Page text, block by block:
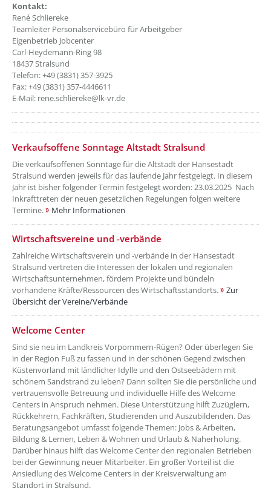
Kontakt:
René Schliereke
Teamleiter Personalservicebüro für Arbeitgeber
Eigenbetrieb Jobcenter
Carl-Heydemann-Ring 98
18437 Stralsund
Telefon: +49 (3831) 357-3925
Fax: +49 (3831) 357-4446611
E-Mail: rene.schliereke@lk-vr.de
??? absaetzeOben[3]/titel ???
??? absaetzeOben[4]/titel ???
??? absaetzeOben[5]/titel ???
Verkaufsoffene Sonntage Altstadt Stralsund
Die verkaufsoffenen Sonntage für die Altstadt der Hansestadt
Stralsund werden jeweils für das laufende Jahr festgelegt. In diesem
Jahr ist bisher folgender Termin festgelegt worden: 23.03.2025 Nach
Inkrafttreten der neuen gesetzlichen Regelungen folgen weitere
Termine.
Mehr Informationen
??? absaetzeOben[6]/titel ???
Wirtschaftsvereine und -verbände
Zahlreiche Wirtschaftsverein und -verbände in der Hansestadt
Stralsund vertreten die Interessen der lokalen und regionalen
Wirtschaftsunternehmen, fördern Projekte und bündeln
vorhandene Kräfte/Ressourcen des Wirtschaftsstandorts.
Zur
Übersicht der Vereine/Verbände
??? absaetzeOben[7]/titel ???
Welcome Center
Sind sie neu im Landkreis Vorpommern-Rügen? Oder überlegen Sie
in der Region Fuß zu fassen und in der schönen Gegend zwischen
Küstenvorland mit ländlicher Idylle und den Ostseebädern mit
schönem Sandstrand zu leben? Dann sollten Sie die persönliche und
vertrauensvolle Betreuung und individuelle Hilfe des Welcome
Centers in Anspruch nehmen. Diese Unterstützung hilft Zuzüglern,
Rückkehrern, Fachkräften, Studierenden und Auszubildenden. Das
Beratungsangebot umfasst folgende Themen: Jobs & Arbeiten,
Bildung & Lernen, Leben & Wohnen und Urlaub & Naherholung.
Darüber hinaus hilft das Welcome Center den regionalen Betrieben
bei der Gewinnung neuer Mitarbeiter. Ein großer Vorteil ist die
Ansiedlung des Welcome Centers in der Kreisverwaltung am
Standort in Stralsund.